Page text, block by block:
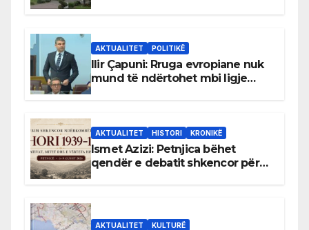
AKTUALITET POLITIKË
Ilir Çapuni: Rruga evropiane nuk
mund të ndërtohet mbi ligje
AKTUALITET HISTORI KRONIKË
Ismet Azizi: Petnjica bëhet
qendër e debatit shkencor për
AKTUALITET KULTURË